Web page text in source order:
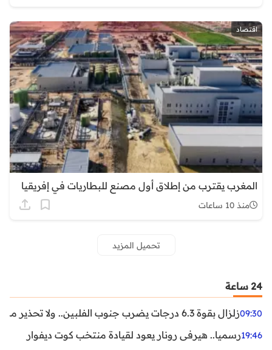
اقتصاد
المغرب يقترب من إطلاق أول مصنع للبطاريات في إفريقيا
منذ 10 ساعات
تحميل المزيد
24 ساعة
09:30زلزال بقوة 6.3 درجات يضرب جنوب الفلبين.. ولا تحذير من تسونامي حتى الآن
19:46رسميا.. هيرفي رونار يعود لقيادة منتخب كوت ديفوار